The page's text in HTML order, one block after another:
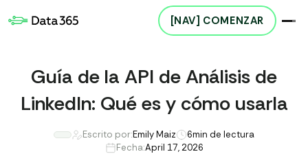
[NAV] COMENZAR
Guía de la API de Análisis de
LinkedIn: Qué es y cómo usarla
Escrito por:Emily Maiz 6min de lectura
Fecha:April 17, 2026